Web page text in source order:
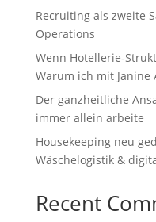
Recruiting als zweite
Operations
Wenn
Warum ich mit Janine
Der ganzheitliche
immer allein arbeite
Housekeeping neu
Wäschelogistik &
Recent